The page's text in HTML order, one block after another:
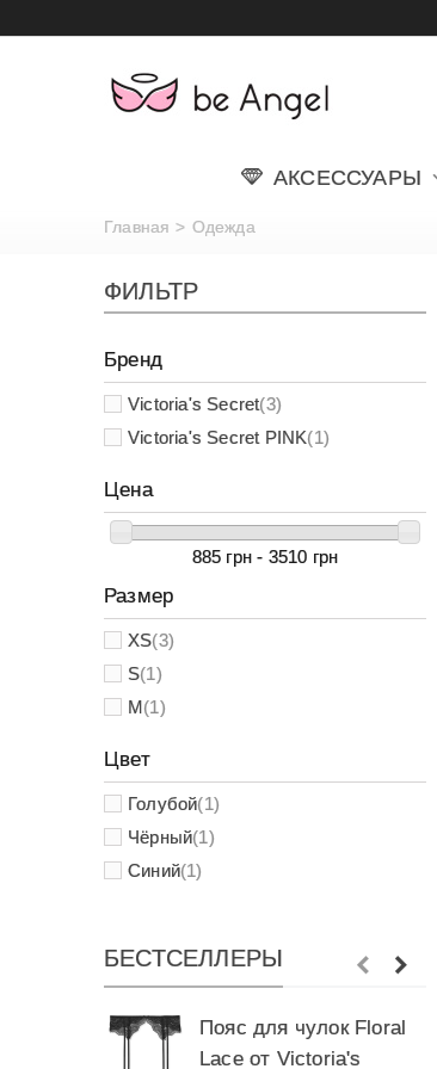
АКСЕССУАРЫ
Главная > Одежда
ФИЛЬТР
Бренд
Victoria's Secret(3)
Victoria's Secret PINK(1)
Цена
885 грн - 3510 грн
Размер
XS(3)
S(1)
M(1)
Цвет
Голубой(1)
Чёрный(1)
Синий(1)
БЕСТСЕЛЛЕРЫ
Пояс для чулок Floral
Lace от Victoria's